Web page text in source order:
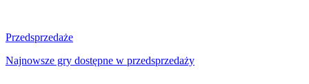
Przedsprzedaże
Najnowsze gry dostępne w przedsprzedaży